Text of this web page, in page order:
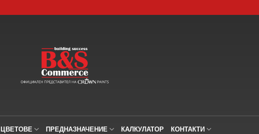
ЦВЕТОВЕ ПРЕДНАЗНАЧЕНИЕ КАЛКУЛАТОР КОНТАКТИ